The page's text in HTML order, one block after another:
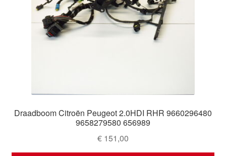
Draadboom Citroën Peugeot 2.0HDI RHR 9660296480
9658279580 656989
€ 151,00